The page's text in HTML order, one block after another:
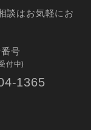
談はお気軽にお
号
付中)
1365